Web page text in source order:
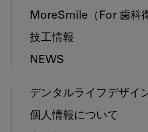
MoreSmile （For 歯科
技工情報
NEWS
デンタルライフデザイ
個人情報について